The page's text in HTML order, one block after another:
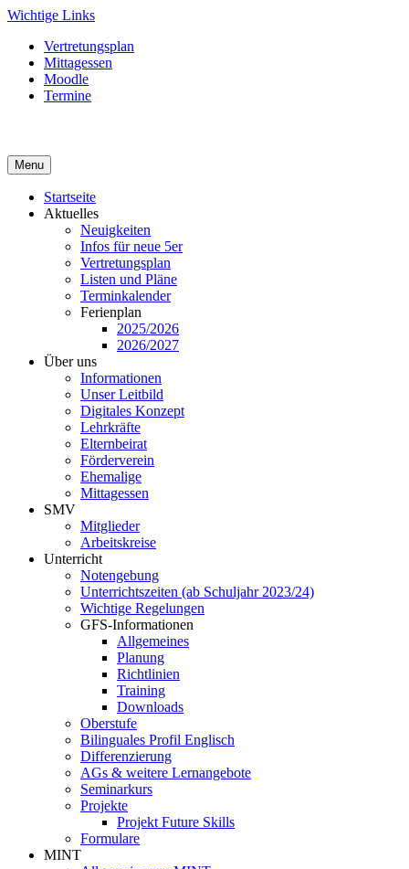
Skip
content
Wichtige Links
Vertretungsplan
Mittagessen
Moodle
Termine
Menu
Startseite
Aktuelles
Neuigkeiten
Infos für neue 5er
Vertretungsplan
Listen und Pläne
Terminkalender
Ferienplan
2025/2026
2026/2027
Über uns
Informationen
Unser Leitbild
Digitales Konzept
Lehrkräfte
Elternbeirat
Förderverein
Ehemalige
Mittagessen
SMV
Mitglieder
Arbeitskreise
Unterricht
Notengebung
Unterrichtszeiten (ab Schuljahr 2023/24)
Wichtige Regelungen
GFS-Informationen
Allgemeines
Planung
Richtlinien
Training
Downloads
Oberstufe
Bilinguales Profil Englisch
Differenzierung
AGs & weitere Lernangebote
Seminarkurs
Projekte
Projekt Future Skills
Formulare
MINT